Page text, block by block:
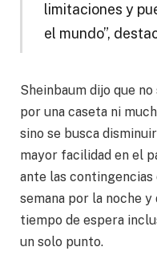
limitaciones y
el mundo”,
Sheinbaum dijo que
por una caseta ni
sino se busca
mayor facilidad en el
ante las
semana por la noche
tiempo de espera
un solo punto.